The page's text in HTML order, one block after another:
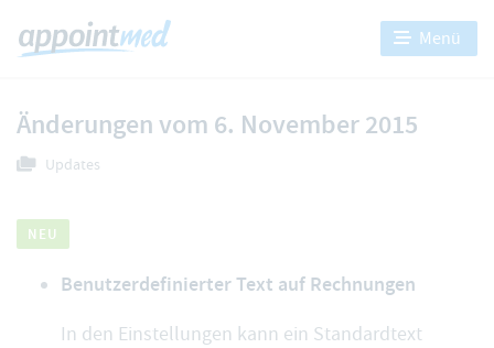
Menü
Änderungen vom 6. November 2015
Updates
NEU
Benutzerdefinierter Text auf Rechnungen
In den Einstellungen kann ein Standardtext